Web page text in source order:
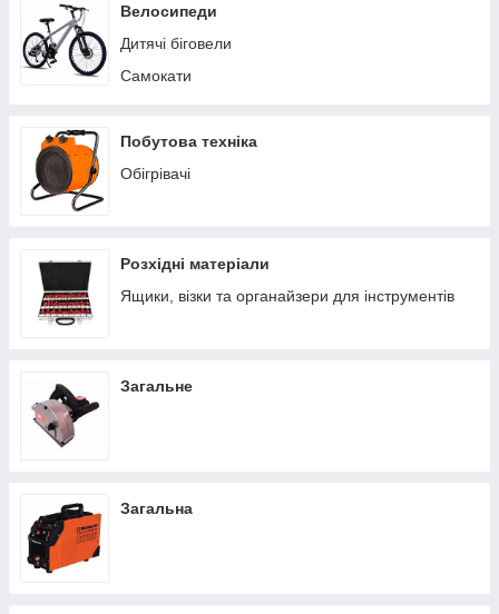
Теплиці/парники
Вольєри
Ручні сівалки
Велосипеди
Дитячі біговели
Самокати
Побутова техніка
Обігрівачі
Розхідні матеріали
Ящики, візки та органайзери для інструментів
Загальне
Загальна